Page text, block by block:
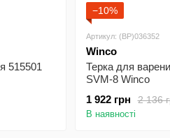
515501
−10%
Артикул: (BP)036352
Winco
Терка для
SVM-8 Winco
2 136
1 922 грн
В наявності